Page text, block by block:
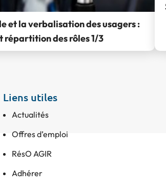
et la verbalisation des usagers :
répartition des rôles 1/3
Liens utiles
Actualités
Offres d’emploi
RésO AGIR
Adhérer